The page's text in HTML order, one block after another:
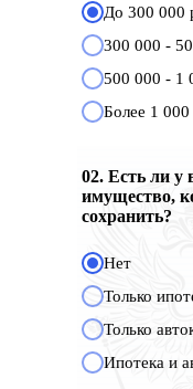
До 300 000
300 000 -
500 000 - 1
Более 1
02. Есть ли у
имущество,
сохранить?
Нет
Только
Только
Ипотека и